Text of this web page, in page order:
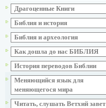
Драгоценные Книги
Библия и история
Библия и археология
Как дошла до нас БИБЛИЯ
История переводов Библии
Меняющийся язык для
меняющегося мира
Читать, слушать Ветхий завет